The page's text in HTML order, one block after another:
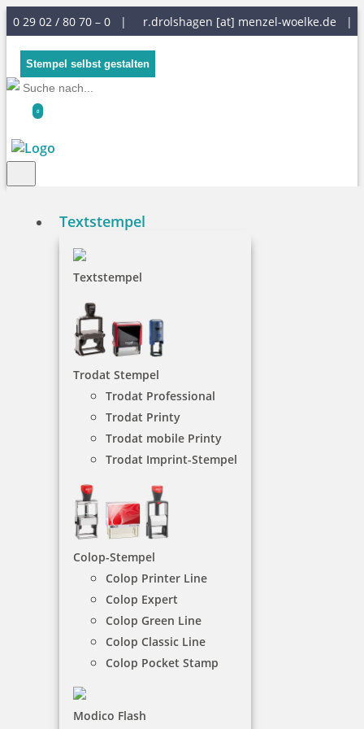
0 29 02 / 80 70 – 0 | r.drolshagen [at] menzel-woelke.de |
Stempel selbst gestalten
0
Textstempel
Textstempel
Trodat Stempel
Trodat Professional
Trodat Printy
Trodat mobile Printy
Trodat Imprint-Stempel
Colop-Stempel
Colop Printer Line
Colop Expert
Colop Green Line
Colop Classic Line
Colop Pocket Stamp
Modico Flash
Styling
Der Heri Stempelkugelschreiber Modell Styling
Classic ist ein praktischer Begleiter für unterwegs,
denn er passt in jede Tasche.
NACH WUNSCHSTEMPEL FILTERN
€+
1 Artikel in der Kategorie
Heri Styling Classic 821 Stempelkugelschreiber 35x6 mm